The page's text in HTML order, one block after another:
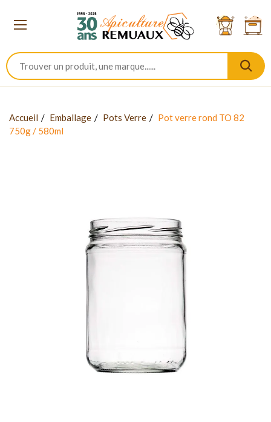
Accueil Emballage Pots Verre
Pot verre rond TO 82
750g / 580ml